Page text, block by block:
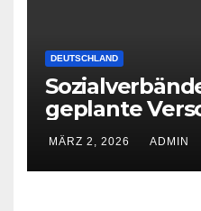
DEUTSCHLAND
geplante
der
MÄRZ 2, 2026 ADMIN